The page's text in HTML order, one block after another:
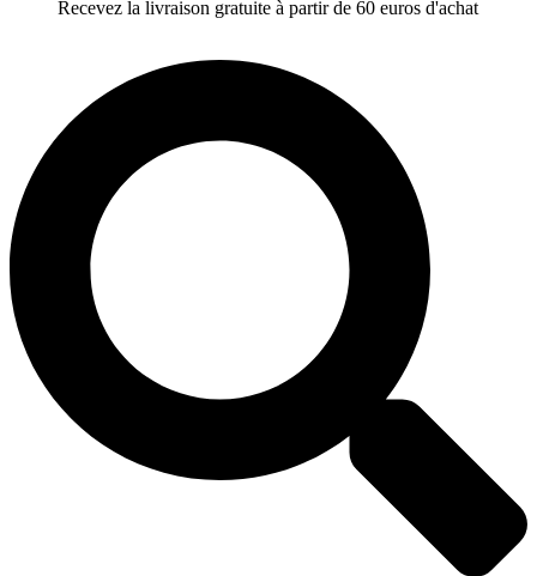
Recevez la livraison gratuite à partir de 60 euros d'achat